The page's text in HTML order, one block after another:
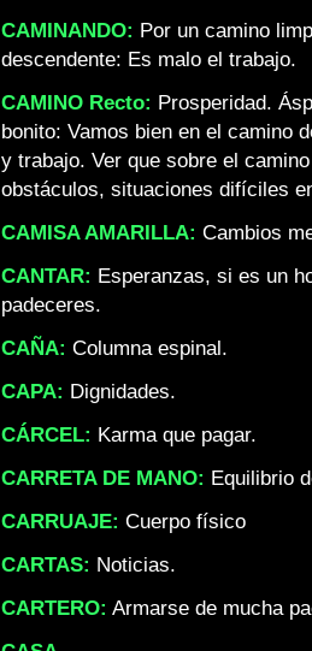
CAMINANDO: Por un camino
descendente: Es malo el trabajo.
CAMINO Recto: Prosperidad.
bonito: Vamos bien en el camino
y trabajo. Ver que sobre el
obstáculos, situaciones difíciles
CAMISA AMARILLA: Cambios
CANTAR: Esperanzas, si es un
padeceres.
CAÑA: Columna espinal.
CAPA: Dignidades.
CÁRCEL: Karma que pagar.
CARRETA DE MANO: Equilibrio
CARRUAJE: Cuerpo físico
CARTAS: Noticias.
CARTERO: Armarse de mucha